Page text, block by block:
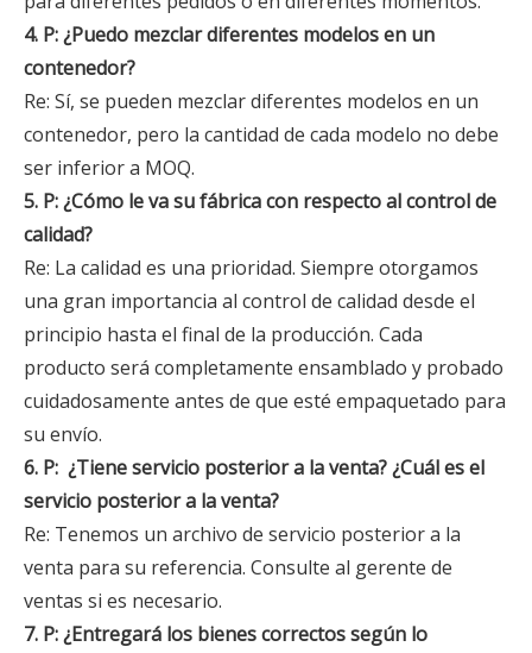
4. P: ¿Puedo mezclar diferentes modelos en un
contenedor?
Re: Sí, se pueden mezclar diferentes modelos en un
contenedor, pero la cantidad de cada modelo no debe
ser inferior a MOQ.
5. P: ¿Cómo le va su fábrica con respecto al control de
calidad?
Re: La calidad es una prioridad. Siempre otorgamos
una gran importancia al control de calidad desde el
principio hasta el final de la producción. Cada
producto será completamente ensamblado y probado
cuidadosamente antes de que esté empaquetado para
su envío.
6. P: ¿Tiene servicio posterior a la venta? ¿Cuál es el
servicio posterior a la venta?
Re: Tenemos un archivo de servicio posterior a la
venta para su referencia. Consulte al gerente de
ventas si es necesario.
7. P: ¿Entregará los bienes correctos según lo